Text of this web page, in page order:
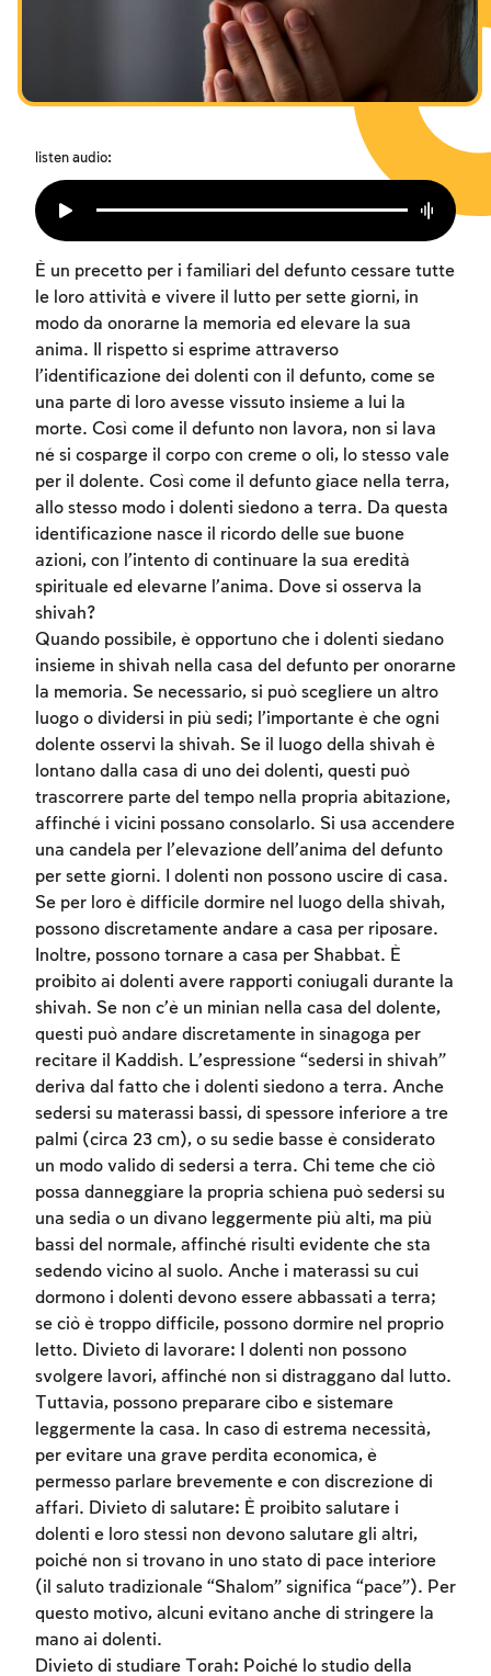
I digiuni commemorativi della distruzione del Tempio
listen audio:
È un precetto per i familiari del defunto cessare tutte
le loro attività e vivere il lutto per sette giorni, in
modo da onorarne la memoria ed elevare la sua
anima. Il rispetto si esprime attraverso
l’identificazione dei dolenti con il defunto, come se
una parte di loro avesse vissuto insieme a lui la
morte. Così come il defunto non lavora, non si lava
né si cosparge il corpo con creme o oli, lo stesso vale
per il dolente. Così come il defunto giace nella terra,
allo stesso modo i dolenti siedono a terra. Da questa
identificazione nasce il ricordo delle sue buone
azioni, con l’intento di continuare la sua eredità
spirituale ed elevarne l’anima. Dove si osserva la
shivah?
Quando possibile, è opportuno che i dolenti siedano
insieme in shivah nella casa del defunto per onorarne
la memoria. Se necessario, si può scegliere un altro
luogo o dividersi in più sedi; l’importante è che ogni
dolente osservi la shivah. Se il luogo della shivah è
lontano dalla casa di uno dei dolenti, questi può
trascorrere parte del tempo nella propria abitazione,
affinché i vicini possano consolarlo. Si usa accendere
una candela per l’elevazione dell’anima del defunto
per sette giorni. I dolenti non possono uscire di casa.
Se per loro è difficile dormire nel luogo della shivah,
possono discretamente andare a casa per riposare.
Inoltre, possono tornare a casa per Shabbat. È
proibito ai dolenti avere rapporti coniugali durante la
shivah. Se non c’è un minian nella casa del dolente,
questi può andare discretamente in sinagoga per
recitare il Kaddish. L’espressione “sedersi in shivah”
deriva dal fatto che i dolenti siedono a terra. Anche
sedersi su materassi bassi, di spessore inferiore a tre
palmi (circa 23 cm), o su sedie basse è considerato
un modo valido di sedersi a terra. Chi teme che ciò
possa danneggiare la propria schiena può sedersi su
una sedia o un divano leggermente più alti, ma più
bassi del normale, affinché risulti evidente che sta
sedendo vicino al suolo. Anche i materassi su cui
dormono i dolenti devono essere abbassati a terra;
se ciò è troppo difficile, possono dormire nel proprio
letto. Divieto di lavorare: I dolenti non possono
svolgere lavori, affinché non si distraggano dal lutto.
Tuttavia, possono preparare cibo e sistemare
leggermente la casa. In caso di estrema necessità,
per evitare una grave perdita economica, è
permesso parlare brevemente e con discrezione di
affari. Divieto di salutare: È proibito salutare i
dolenti e loro stessi non devono salutare gli altri,
poiché non si trovano in uno stato di pace interiore
(il saluto tradizionale “Shalom” significa “pace”). Per
questo motivo, alcuni evitano anche di stringere la
mano ai dolenti.
Divieto di studiare Torah: Poiché lo studio della
Account required
To mark concepts as learned, you'll need
to create an account or log in.